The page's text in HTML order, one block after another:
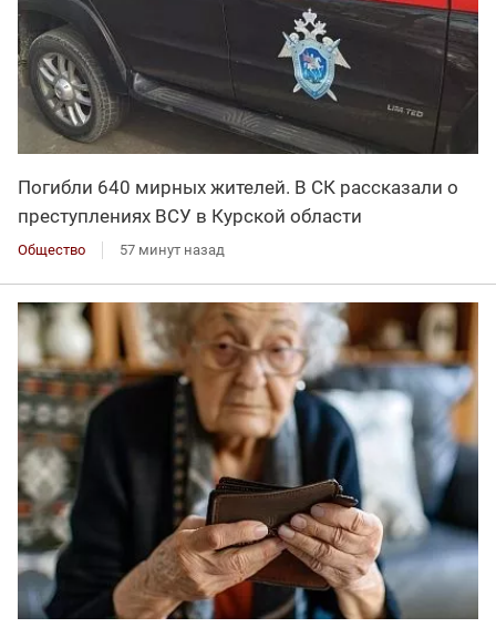
Погибли 640 мирных жителей. В СК рассказали о
преступлениях ВСУ в Курской области
Общество 57 минут назад